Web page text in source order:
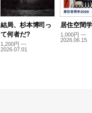
結局、杉本博司っ
て何者だ?
1,200円 —
2026.07.01
居住空間
1,000円 —
2026.06.15